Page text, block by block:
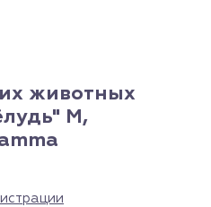
животных
M,